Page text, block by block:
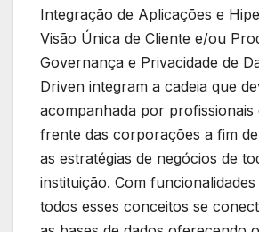
Integração de Aplicações e
Visão Única de Cliente e/ou
Governança e Privacidade de
Driven integram a cadeia que
acompanhada por profissionais
frente das corporações a fim
as estratégias de negócios de
instituição. Com
todos esses conceitos se